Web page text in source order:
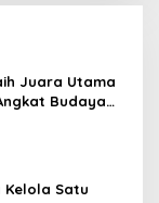
Juara Utama
Budaya
Kelola Satu